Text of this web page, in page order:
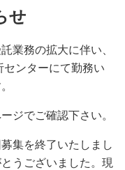
せ
業務の拡大に伴い、
ンターにて勤務い
ジでご確認下さい。
集を終了いたしまし
うございました。現